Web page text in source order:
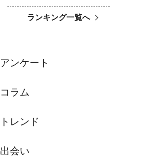
ランキング一覧へ
アンケート
コラム
トレンド
出会い